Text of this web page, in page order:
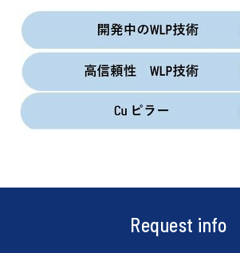
Request info